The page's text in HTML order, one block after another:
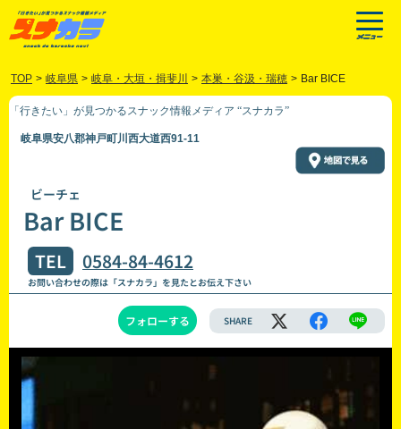
TOP > 岐阜県 > 岐阜・大垣・揖斐川 > 本巣・谷汲・瑞穂 > Bar BICE
「行きたい」が見つかるスナック情報メディア “スナカラ”
岐阜県安八郡神戸町川西大道西91-11
ビーチェ
Bar BICE
TEL 0584-84-4612
お問い合わせの際は「スナカラ」を見たとお伝え下さい
フォローする SHARE